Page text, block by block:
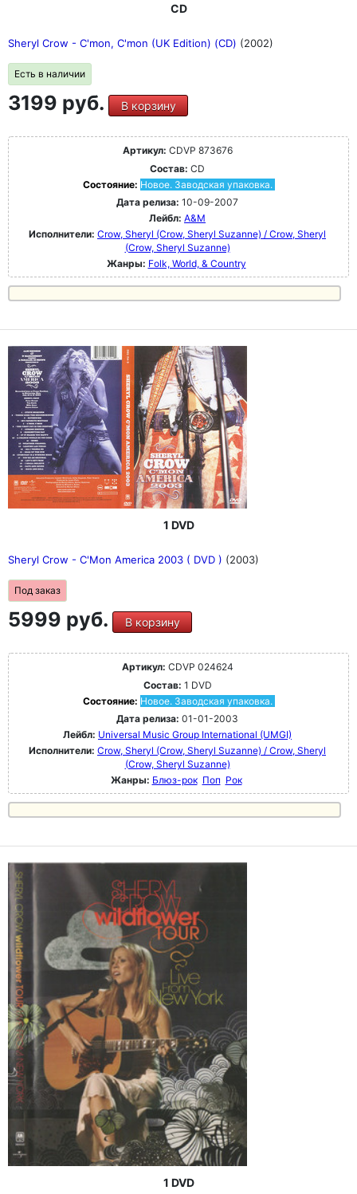
CD
Sheryl Crow - C'mon, C'mon (UK Edition) (CD) (2002)
Есть в наличии
3199 руб. В корзину
Артикул: CDVP 873676
Состав: CD
Состояние: Новое. Заводская упаковка.
Дата релиза: 10-09-2007
Лейбл: A&M
Исполнители: Crow, Sheryl (Crow, Sheryl Suzanne) / Crow, Sheryl
(Crow, Sheryl Suzanne)
Жанры: Folk, World, & Country
1 DVD
Sheryl Crow - C'Mon America 2003 ( DVD ) (2003)
Под заказ
5999 руб. В корзину
Артикул: CDVP 024624
Состав: 1 DVD
Состояние: Новое. Заводская упаковка.
Дата релиза: 01-01-2003
Лейбл: Universal Music Group International (UMGI)
Исполнители: Crow, Sheryl (Crow, Sheryl Suzanne) / Crow, Sheryl
(Crow, Sheryl Suzanne)
Жанры: Блюз-рок Поп Рок
1 DVD